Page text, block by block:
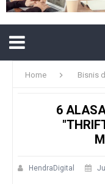
Home Bisnis
6
HendraDigital